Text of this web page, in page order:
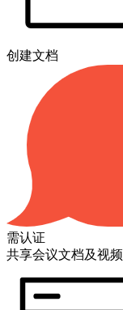
创建文档
需认证
共享会议文档及视频